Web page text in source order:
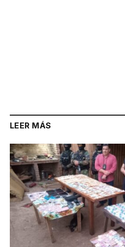
LEER MÁS